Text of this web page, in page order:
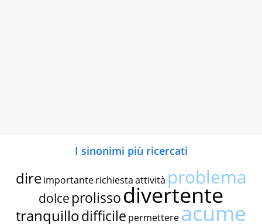
I sinonimi più ricercati
dire importante richiestaattività problema
dolce prolissodivertente
tranquillodifficile permettereacume